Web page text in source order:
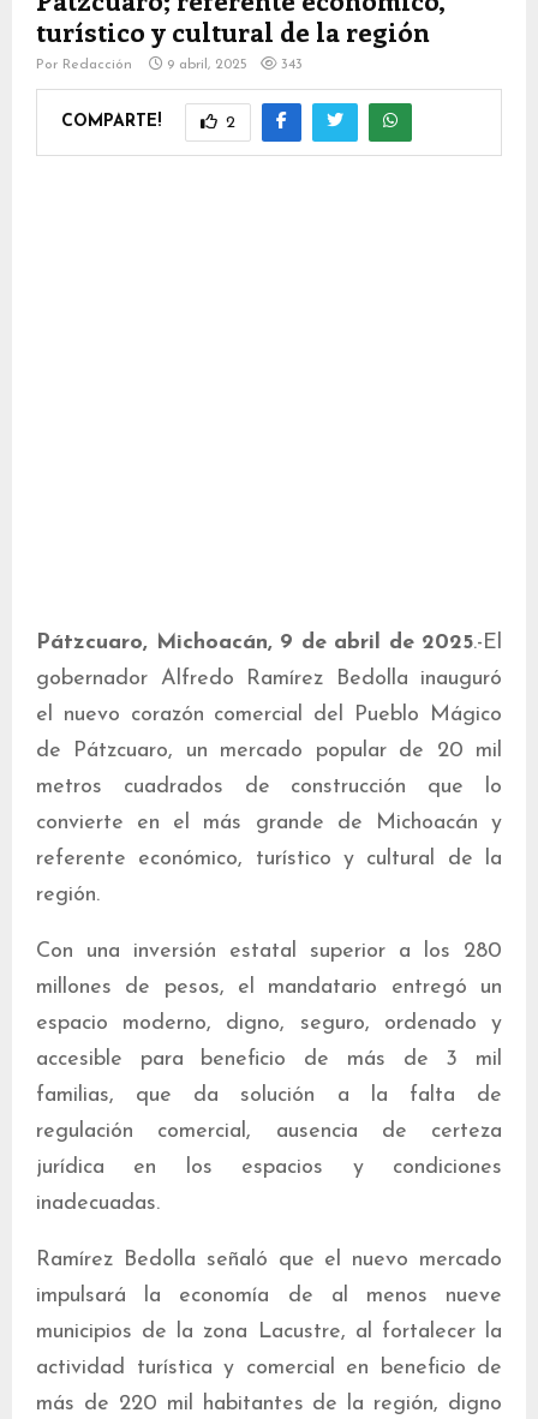
turístico y cultural de la región
Por Redacción 9 abril, 2025 343
COMPARTE! 2
Pátzcuaro, Michoacán, 9 de abril de 2025.-El
gobernador Alfredo Ramírez Bedolla inauguró
el nuevo corazón comercial del Pueblo Mágico
de Pátzcuaro, un mercado popular de 20 mil
metros cuadrados de construcción que lo
convierte en el más grande de Michoacán y
referente económico, turístico y cultural de la
región.
Con una inversión estatal superior a los 280
millones de pesos, el mandatario entregó un
espacio moderno, digno, seguro, ordenado y
accesible para beneficio de más de 3 mil
familias, que da solución a la falta de
regulación comercial, ausencia de certeza
jurídica en los espacios y condiciones
inadecuadas.
Ramírez Bedolla señaló que el nuevo mercado
impulsará la economía de al menos nueve
municipios de la zona Lacustre, al fortalecer la
actividad turística y comercial en beneficio de
más de 220 mil habitantes de la región, digno